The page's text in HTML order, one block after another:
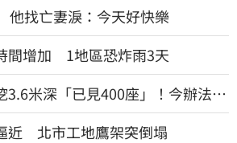
找亡妻淚：今天好快樂
間增加 1地區恐炸雨3天
米深「已見400座」！今辦法會
近 北市工地鷹架突倒塌